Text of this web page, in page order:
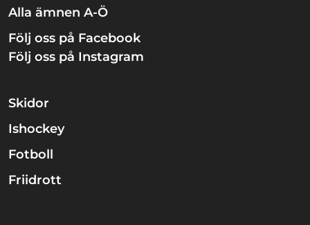
Alla ämnen A-Ö
Följ oss på Facebook
Följ oss på Instagram
Skidor
Ishockey
Fotboll
Friidrott